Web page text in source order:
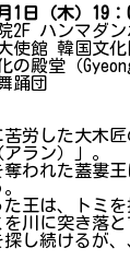
1日（木）19
2F ハンマダン
使館 韓国文化
殿堂（
踊団
労した大木
ラン）」。
われた蓋婁
王は、トミ
川に突き落
し続けるが、